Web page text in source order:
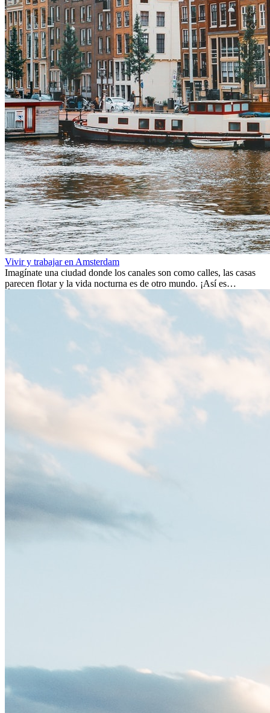
Vivir y trabajar en Amsterdam
Imagínate una ciudad donde los canales son como calles, las casas
parecen flotar y la vida nocturna es de otro mundo. ¡Así es
Ámsterdam! Esta ciudad holandesa, ubicada en el oeste de Europa,
es un verdadero crisol de culturas. Con más de 800.000 habitantes,
entre ellos un montón de extranjeros, aquí encontrarás de todo:
desde tradiciones milenarias hasta las últimas tendencias.